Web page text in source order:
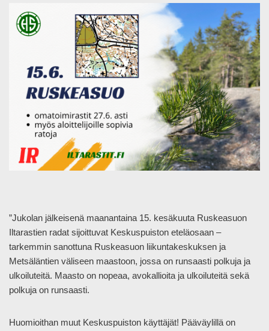
”Jukolan jälkeisenä maanantaina 15. kesäkuuta Ruskeasuon
Iltarastien radat sijoittuvat Keskuspuiston eteläosaan –
tarkemmin sanottuna Ruskeasuon liikuntakeskuksen ja
Metsäläntien väliseen maastoon, jossa on runsaasti polkuja ja
ulkoiluteitä. Maasto on nopeaa, avokallioita ja ulkoiluteitä sekä
polkuja on runsaasti.
Huomioithan muut Keskuspuiston käyttäjät! Pääväylillä on